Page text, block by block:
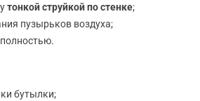
тонкой струйкой по стенке;
пузырьков воздуха;
бутылки;